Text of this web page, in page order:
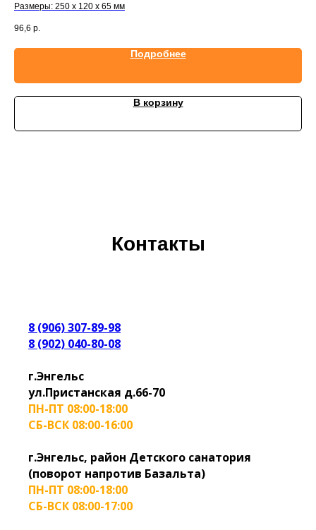
Размеры: 250 х 120 х 65 мм
96,6 р.
Подробнее
В корзину
Контакты
8 (906) 307-89-98
8 (902) 040-80-08
г.Энгельс
ул.Пристанская д.66-70
ПН-ПТ 08:00-18:00
СБ-ВСК 08:00-16:00
г.Энгельс, район Детского санатория
(поворот напротив Базальта)
ПН-ПТ 08:00-18:00
СБ-ВСК 08:00-17:00